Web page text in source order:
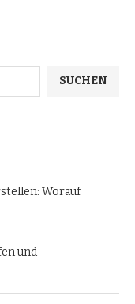
SUCHEN
Worauf
und